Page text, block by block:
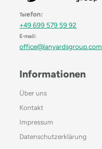
Telefon:
+49 699 579 59 92
E-mail:
office@lanyardsgroup.com
Informationen
Über uns
Kontakt
Impressum
Datenschutzerklärung